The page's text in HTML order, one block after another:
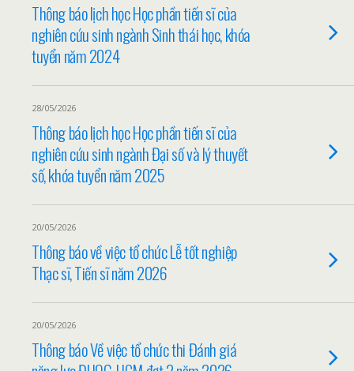
Thông báo lịch học Học phần tiến sĩ của
nghiên cứu sinh ngành Sinh thái học, khóa
tuyển năm 2024
28/05/2026
Thông báo lịch học Học phần tiến sĩ của
nghiên cứu sinh ngành Đại số và lý thuyết
số, khóa tuyển năm 2025
20/05/2026
Thông báo về việc tổ chức Lễ tốt nghiệp
Thạc sĩ, Tiến sĩ năm 2026
20/05/2026
Thông báo Về việc tổ chức thi Đánh giá